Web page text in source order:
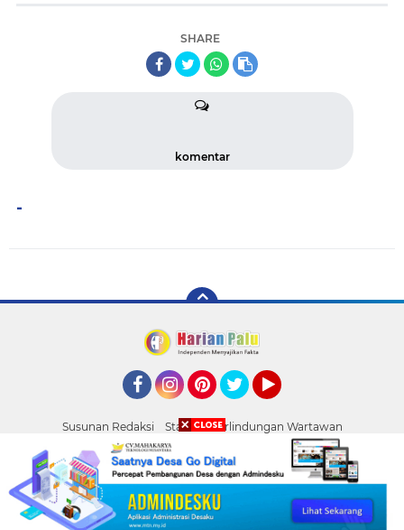
SHARE
komentar
-
Susunan Redaksi
Standar Perlindungan Wartawan
Pasang Iklan
Tentang Kami Pedoman Media Siber
Palu
Copyright ©2026 HARIAN PALU